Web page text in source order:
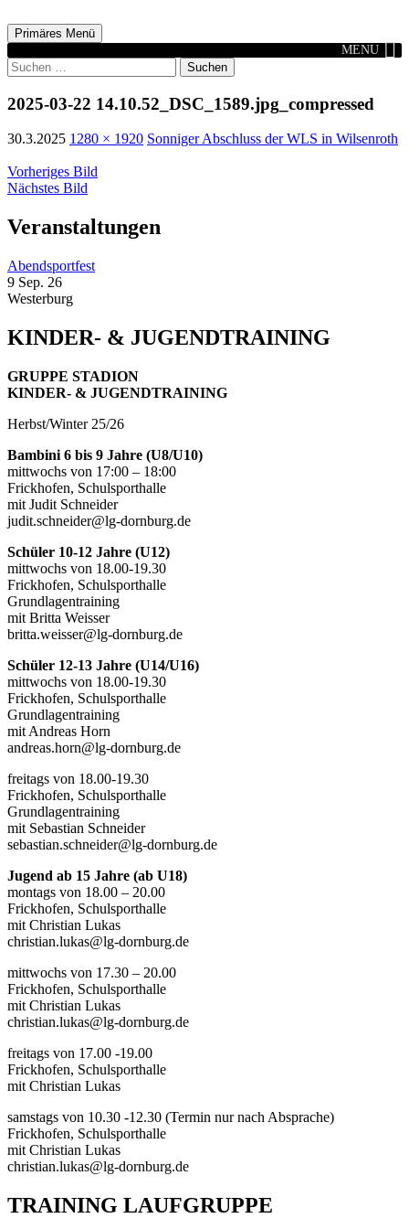
Inhalt
springen
Suchen
Primäres Menü
MENU
Suchen
nach:
2025-03-22 14.10.52_DSC_1589.jpg_compressed
30.3.2025 1280 × 1920 Sonniger Abschluss der WLS in Wilsenroth
Vorheriges Bild
Nächstes Bild
Veranstaltungen
Abendsportfest
9 Sep. 26
Westerburg
KINDER- & JUGENDTRAINING
GRUPPE STADION
KINDER- & JUGENDTRAINING
Herbst/Winter 25/26
Bambini 6 bis 9 Jahre (U8/U10)
mittwochs von 17:00 – 18:00
Frickhofen, Schulsporthalle
mit Judit Schneider
judit.schneider@lg-dornburg.de
Schüler 10-12 Jahre (U12)
mittwochs von 18.00-19.30
Frickhofen, Schulsporthalle
Grundlagentraining
mit Britta Weisser
britta.weisser@lg-dornburg.de
Schüler 12-13 Jahre (U14/U16)
mittwochs von 18.00-19.30
Frickhofen, Schulsporthalle
Grundlagentraining
mit Andreas Horn
andreas.horn@lg-dornburg.de
freitags von 18.00-19.30
Frickhofen, Schulsporthalle
Grundlagentraining
mit Sebastian Schneider
sebastian.schneider@lg-dornburg.de
Jugend ab 15 Jahre (ab U18)
montags von 18.00 – 20.00
Frickhofen, Schulsporthalle
mit Christian Lukas
christian.lukas@lg-dornburg.de
mittwochs von 17.30 – 20.00
Frickhofen, Schulsporthalle
mit Christian Lukas
christian.lukas@lg-dornburg.de
freitags von 17.00 -19.00
Frickhofen, Schulsporthalle
mit Christian Lukas
samstags von 10.30 -12.30 (Termin nur nach Absprache)
Frickhofen, Schulsporthalle
mit Christian Lukas
christian.lukas@lg-dornburg.de
TRAINING LAUFGRUPPE